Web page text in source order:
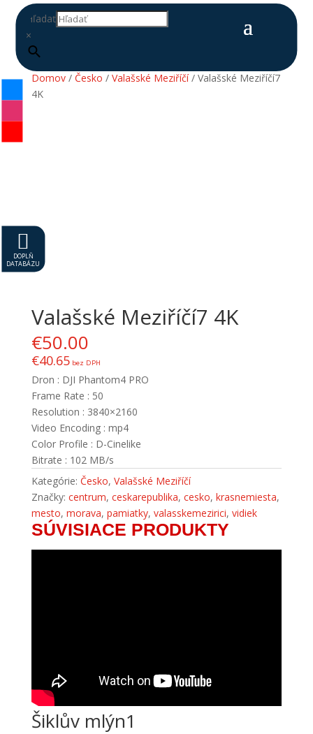
Hľadať
×

DOPLŇ
DATABÁZU
Domov/ Česko / Valašské Meziříčí/ Valašské Meziříčí7
4K
Valašské Meziříčí7 4K
€50.00
€40.65bez DPH
Dron : DJI Phantom4 PRO
Frame Rate : 50
Resolution : 3840×2160
Video Encoding : mp4
Color Profile : D-Cinelike
Bitrate : 102 MB/s
Kategórie: Česko, Valašské Meziříčí
Značky: centrum, ceskarepublika, cesko, krasnemiesta,
mesto, morava, pamiatky, valasskemezirici, vidiek
SÚVISIACE PRODUKTY
Šiklův mlýn1